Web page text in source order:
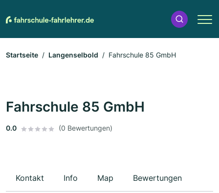
Startseite Langenselbold Fahrschule 85 GmbH
Fahrschule 85 GmbH
0.0 (0 Bewertungen)
Kontakt Info Map Bewertungen